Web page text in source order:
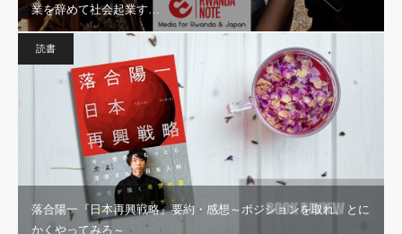
業を辞めて社会起業す…
読書
落合陽一『日本再興戦略』要約・感想～ポジションを取れ。とに
かくやってみろ～